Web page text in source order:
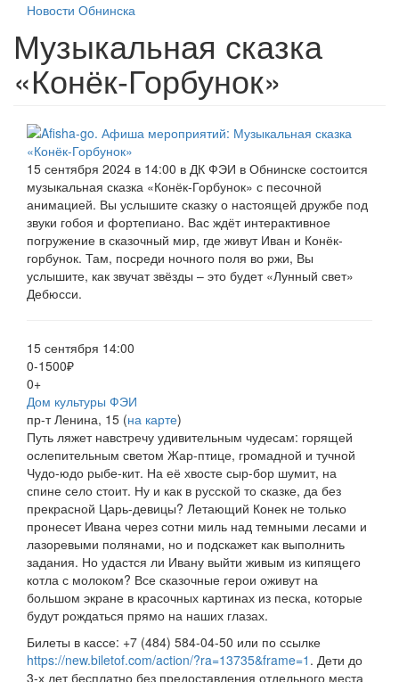
Новости Обнинска
Музыкальная сказка
«Конёк-Горбунок»
15 сентября 2024 в 14:00 в ДК ФЭИ в Обнинске состоится
музыкальная сказка «Конёк-Горбунок» с песочной
анимацией. Вы услышите сказку о настоящей дружбе под
звуки гобоя и фортепиано. Вас ждёт интерактивное
погружение в сказочный мир, где живут Иван и Конёк-
горбунок. Там, посреди ночного поля во ржи, Вы
услышите, как звучат звёзды – это будет «Лунный свет»
Дебюсси.
15 сентября 14:00
0-1500₽
0+
Дом культуры ФЭИ
пр-т Ленина, 15 (на карте)
Путь ляжет навстречу удивительным чудесам: горящей
ослепительным светом Жар-птице, громадной и тучной
Чудо-юдо рыбе-кит. На её хвосте сыр-бор шумит, на
спине село стоит. Ну и как в русской то сказке, да без
прекрасной Царь-девицы? Летающий Конек не только
пронесет Ивана через сотни миль над темными лесами и
лазоревыми полянами, но и подскажет как выполнить
задания. Но удастся ли Ивану выйти живым из кипящего
котла с молоком? Все сказочные герои оживут на
большом экране в красочных картинах из песка, которые
будут рождаться прямо на наших глазах.
Билеты в кассе: +7 (484) 584-04-50 или по ссылке
https://new.biletof.com/action/?ra=13735&frame=1 . Дети до
3-х лет бесплатно без предоставления отдельного места